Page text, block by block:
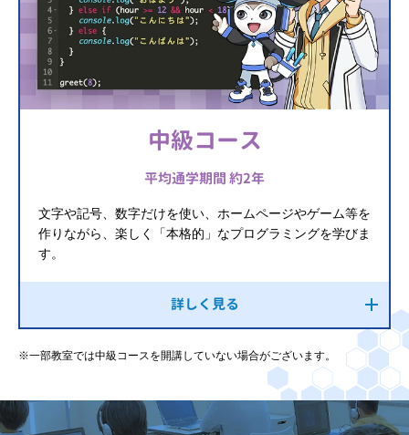
中級コース
平均通学期間 約2年
文字や記号、数字だけを使い、ホームページやゲーム等を
作りながら、楽しく「本格的」なプログラミングを学びま
す。
詳しく見る
※一部教室では中級コースを開講していない場合がございます。